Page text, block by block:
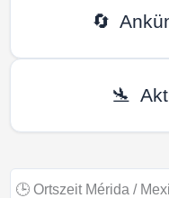
🔄
🛬
🕒 Ortszeit Mérida /